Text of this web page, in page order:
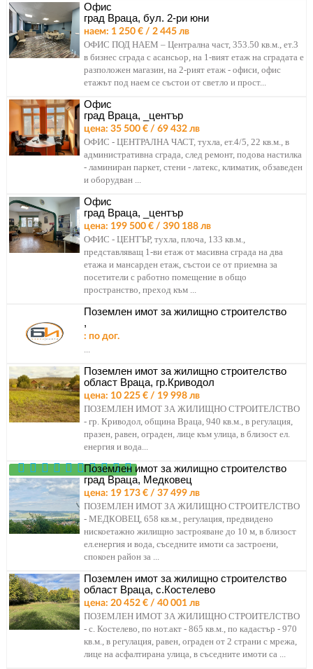
Офис
град Враца, бул. 2-ри юни
наем: 1 250 € / 2 445 лв
ОФИС ПОД НАЕМ – Централна част, 353.50 кв.м., ет.3
в бизнес сграда с асансьор, на 1-вият етаж на сградата е
разположен магазин, на 2-рият етаж - офиси, офис
етажът под наем се състои от светло и прост...
Офис
град Враца, _център
цена: 35 500 € / 69 432 лв
ОФИС - ЦЕНТРАЛНА ЧАСТ, тухла, ет.4/5, 22 кв.м., в
административна сграда, след ремонт, подова настилка
- ламиниран паркет, стени - латекс, климатик, обзаведен
и оборудван ...
Офис
град Враца, _център
цена: 199 500 € / 390 188 лв
ОФИС - ЦЕНТЪР, тухла, плоча, 133 кв.м.,
представляващ 1-ви етаж от масивна сграда на два
етажа и мансарден етаж, състои се от приемна за
посетители с работно помещение в общо
пространство, преход към ...
Поземлен имот за жилищно строителство
,
: по дог.
...
Поземлен имот за жилищно строителство
област Враца, гр.Криводол
цена: 10 225 € / 19 998 лв
ПОЗЕМЛЕН ИМОТ ЗА ЖИЛИЩНО СТРОИТЕЛСТВО
- гр. Криводол, община Враца, 940 кв.м., в регулация,
празен, равен, ограден, лице към улица, в близост ел.
енергия и вода...
Поземлен имот за жилищно строителство
град Враца, Медковец
цена: 19 173 € / 37 499 лв
ПОЗЕМЛЕН ИМОТ ЗА ЖИЛИЩНО СТРОИТЕЛСТВО
- МЕДКОВЕЦ, 658 кв.м., регулация, предвидено
нискоетажно жилищно застрояване до 10 м, в близост
ел.енергия и вода, съседните имоти са застроени,
спокоен район за ...
Поземлен имот за жилищно строителство
област Враца, с.Костелево
цена: 20 452 € / 40 001 лв
ПОЗЕМЛЕН ИМОТ ЗА ЖИЛИЩНО СТРОИТЕЛСТВО
- с. Костелево, по нот.акт - 865 кв.м., по кадастър - 970
кв.м., в регулация, равен, ограден от 2 страни с мрежа,
лице на асфалтирана улица, в съседните имоти са ...